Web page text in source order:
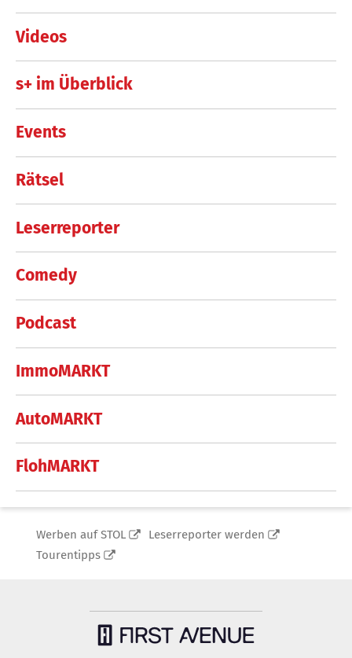
Videos
s+ im Überblick
Events
Rätsel
Leserreporter
Comedy
Podcast
ImmoMARKT
AutoMARKT
FlohMARKT
Werben auf STOL
Leserreporter werden
Tourentipps